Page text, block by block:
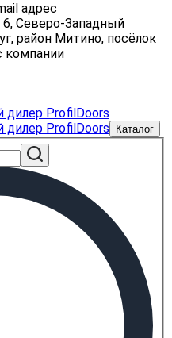
адрес
6, Северо-Западный
район Митино, посёлок
компании
Каталог